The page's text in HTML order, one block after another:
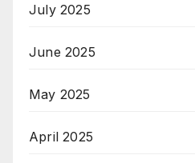
July 2025
June 2025
May 2025
April 2025